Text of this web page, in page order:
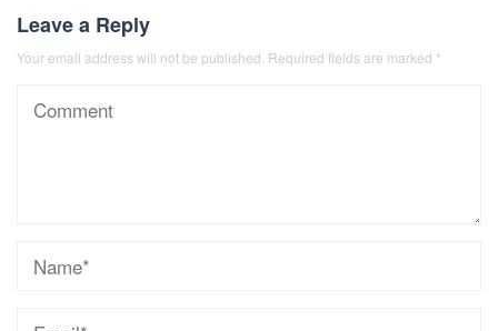
Leave a Reply
Your email address will not be published. Required fields are marked *